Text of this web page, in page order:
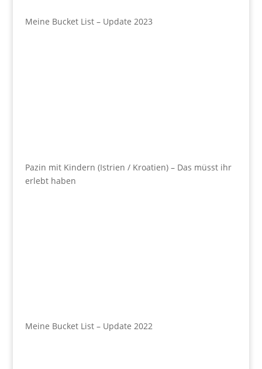
Meine Bucket List – Update 2023
Pazin mit Kindern (Istrien / Kroatien) – Das müsst ihr
erlebt haben
Meine Bucket List – Update 2022